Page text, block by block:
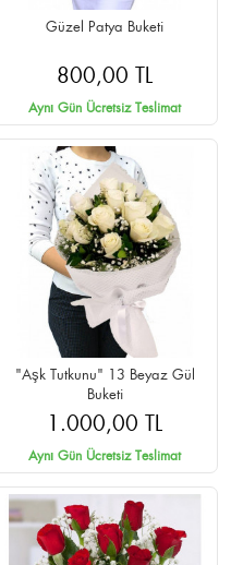
Güzel Patya Buketi
800,00 TL
Aynı Gün Ücretsiz Teslimat
"Aşk Tutkunu" 13 Beyaz Gül
Buketi
1.000,00 TL
Aynı Gün Ücretsiz Teslimat